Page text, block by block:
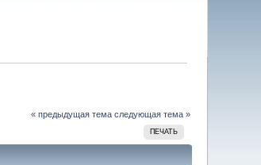
« предыдущая тема следующая тема »
ПЕЧАТЬ